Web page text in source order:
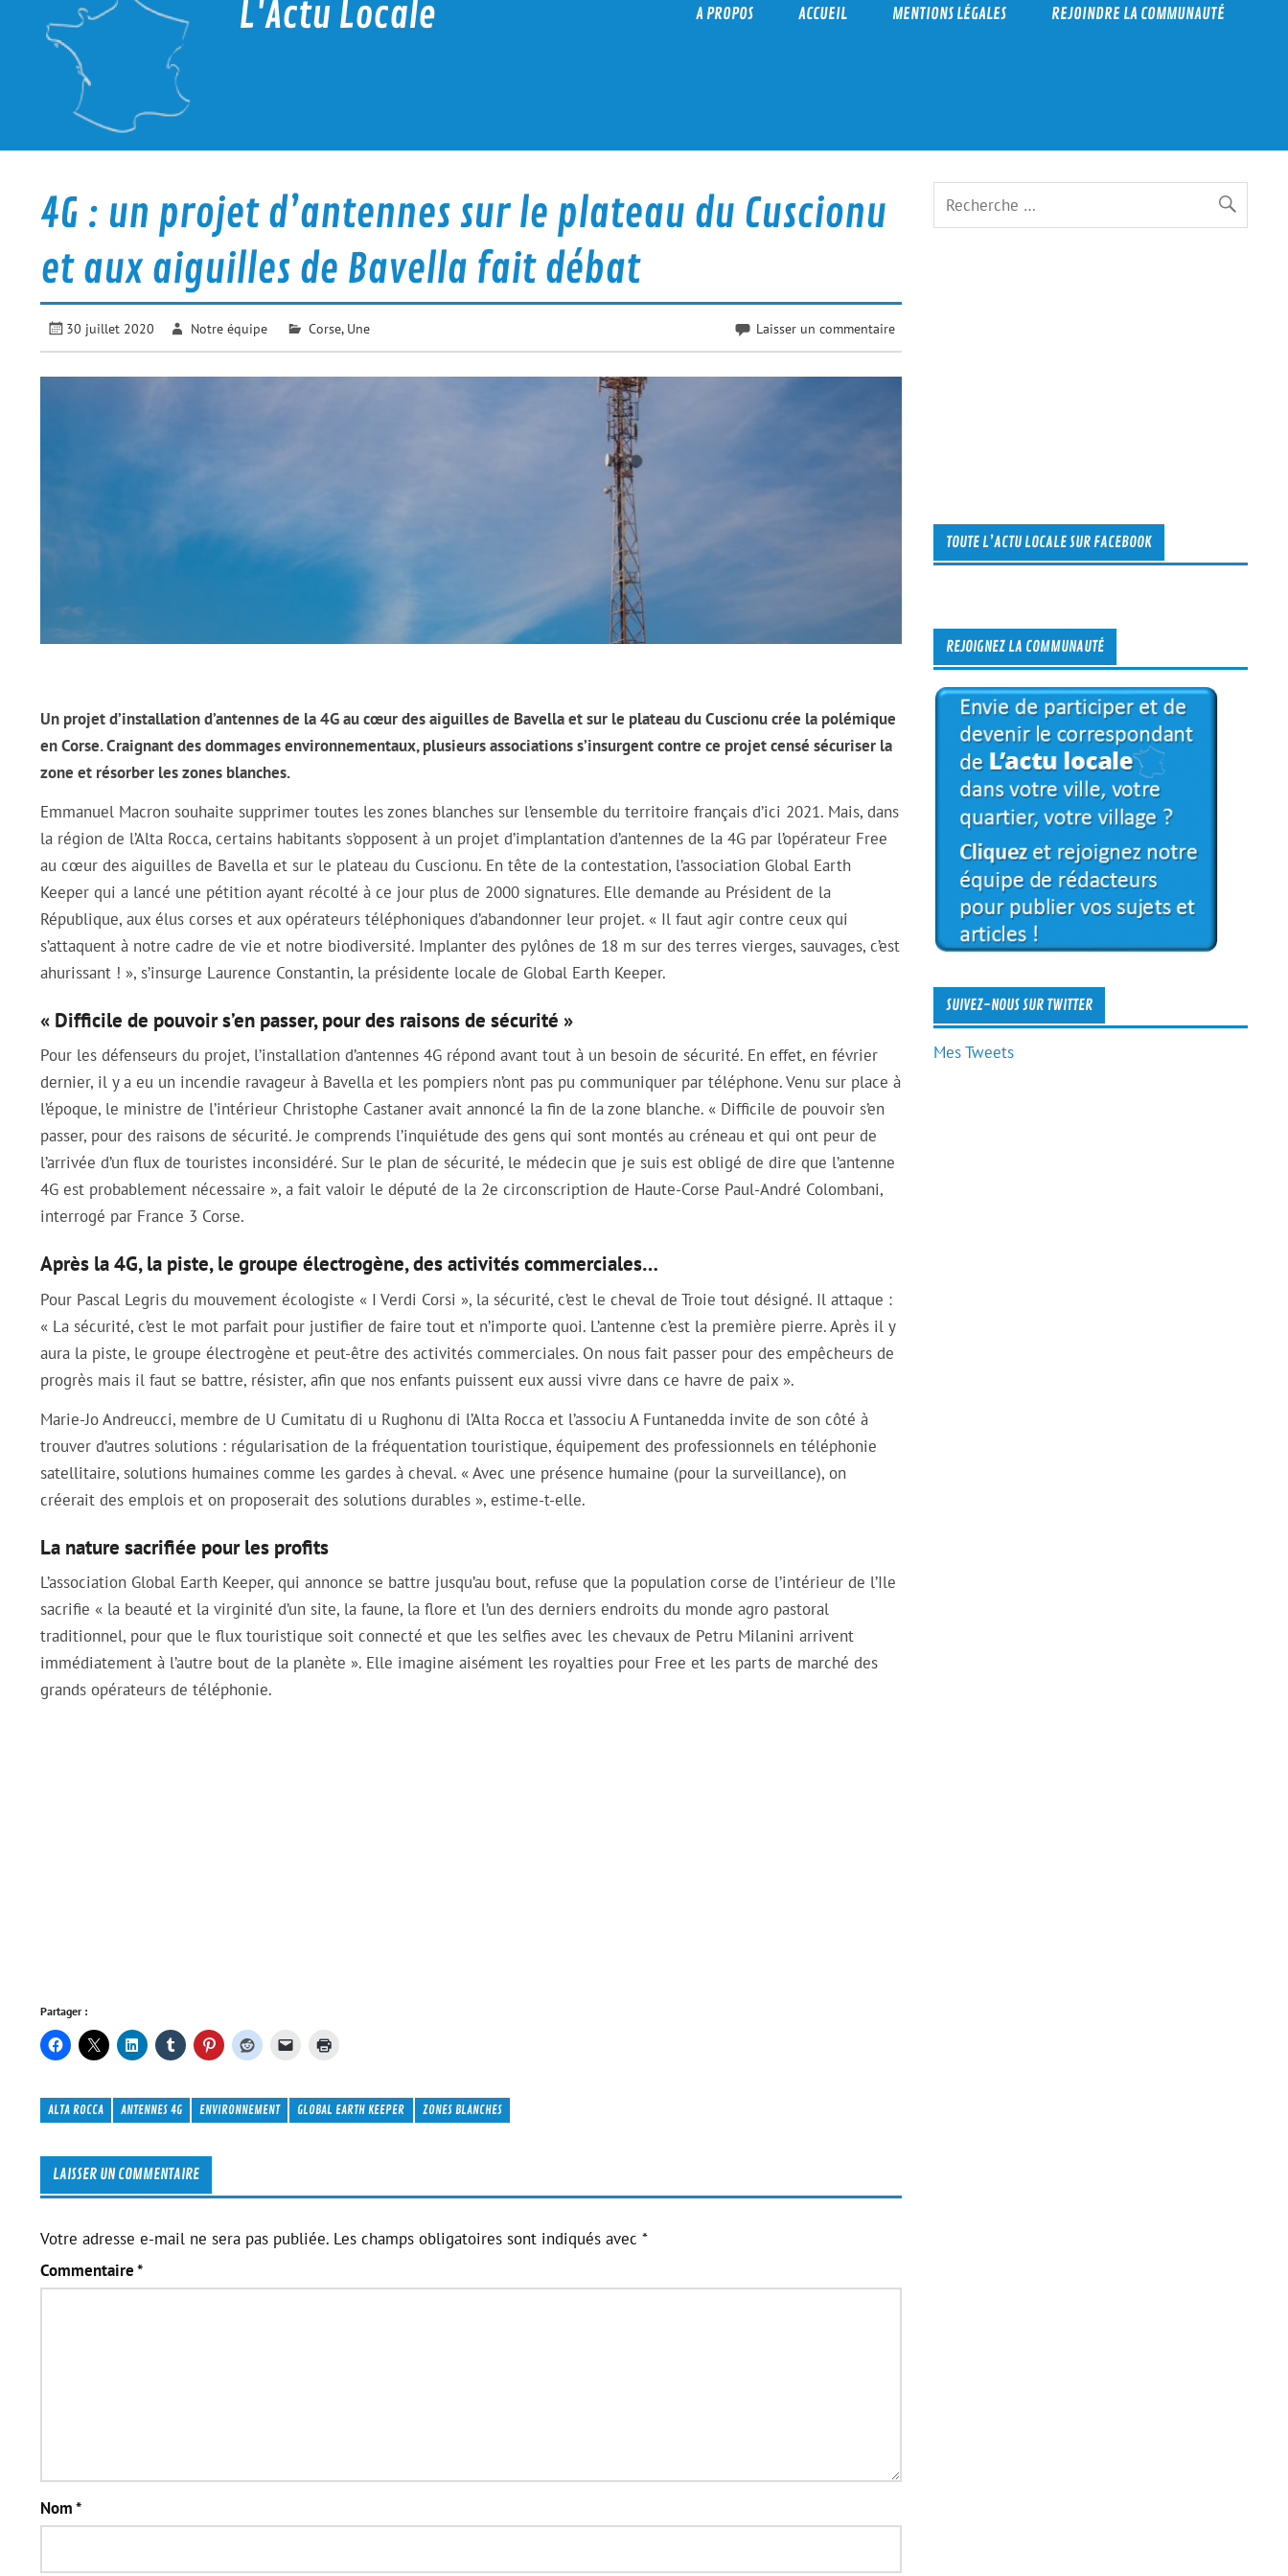
L'Actu Locale A PROPOS ACCUEIL MENTIONS LÉGALES REJOINDRE LA COMMUNAUTÉ
4G : un projet d’antennes sur le plateau du Cuscionu
et aux aiguilles de Bavella fait débat
30 juillet 2020 Notre équipe Corse, Une Laisser un commentaire
Un projet d’installation d’antennes de la 4G au cœur des aiguilles de Bavella et sur le plateau du Cuscionu crée la polémique
en Corse. Craignant des dommages environnementaux, plusieurs associations s’insurgent contre ce projet censé sécuriser la
zone et résorber les zones blanches.
Emmanuel Macron souhaite supprimer toutes les zones blanches sur l’ensemble du territoire français d’ici 2021. Mais, dans
la région de l’Alta Rocca, certains habitants s’opposent à un projet d’implantation d’antennes de la 4G par l’opérateur Free
au cœur des aiguilles de Bavella et sur le plateau du Cuscionu. En tête de la contestation, l’association Global Earth
Keeper qui a lancé une pétition ayant récolté à ce jour plus de 2000 signatures. Elle demande au Président de la
République, aux élus corses et aux opérateurs téléphoniques d’abandonner leur projet. « Il faut agir contre ceux qui
s’attaquent à notre cadre de vie et notre biodiversité. Implanter des pylônes de 18 m sur des terres vierges, sauvages, c’est
ahurissant ! », s’insurge Laurence Constantin, la présidente locale de Global Earth Keeper.
« Difficile de pouvoir s’en passer, pour des raisons de sécurité »
Pour les défenseurs du projet, l’installation d’antennes 4G répond avant tout à un besoin de sécurité. En effet, en février
dernier, il y a eu un incendie ravageur à Bavella et les pompiers n’ont pas pu communiquer par téléphone. Venu sur place à
l’époque, le ministre de l’intérieur Christophe Castaner avait annoncé la fin de la zone blanche. « Difficile de pouvoir s’en
passer, pour des raisons de sécurité. Je comprends l’inquiétude des gens qui sont montés au créneau et qui ont peur de
l’arrivée d’un flux de touristes inconsidéré. Sur le plan de sécurité, le médecin que je suis est obligé de dire que l’antenne
4G est probablement nécessaire », a fait valoir le député de la 2e circonscription de Haute-Corse Paul-André Colombani,
interrogé par France 3 Corse.
Après la 4G, la piste, le groupe électrogène, des activités commerciales…
Pour Pascal Legris du mouvement écologiste « I Verdi Corsi », la sécurité, c’est le cheval de Troie tout désigné. Il attaque :
« La sécurité, c’est le mot parfait pour justifier de faire tout et n’importe quoi. L’antenne c’est la première pierre. Après il y
aura la piste, le groupe électrogène et peut-être des activités commerciales. On nous fait passer pour des empêcheurs de
progrès mais il faut se battre, résister, afin que nos enfants puissent eux aussi vivre dans ce havre de paix ».
Marie-Jo Andreucci, membre de U Cumitatu di u Rughonu di l’Alta Rocca et l’associu A Funtanedda invite de son côté à
trouver d’autres solutions : régularisation de la fréquentation touristique, équipement des professionnels en téléphonie
satellitaire, solutions humaines comme les gardes à cheval. « Avec une présence humaine (pour la surveillance), on
créerait des emplois et on proposerait des solutions durables », estime-t-elle.
La nature sacrifiée pour les profits
L’association Global Earth Keeper, qui annonce se battre jusqu’au bout, refuse que la population corse de l’intérieur de l’Ile
sacrifie « la beauté et la virginité d’un site, la faune, la flore et l’un des derniers endroits du monde agro pastoral
traditionnel, pour que le flux touristique soit connecté et que les selfies avec les chevaux de Petru Milanini arrivent
immédiatement à l’autre bout de la planète ». Elle imagine aisément les royalties pour Free et les parts de marché des
grands opérateurs de téléphonie.
Partager :
ALTA ROCCA ANTENNES 4G ENVIRONNEMENT GLOBAL EARTH KEEPER ZONES BLANCHES
LAISSER UN COMMENTAIRE
Votre adresse e-mail ne sera pas publiée. Les champs obligatoires sont indiqués avec *
Commentaire*
Nom*
TOUTE L’ACTU LOCALE SUR FACEBOOK
REJOIGNEZ LA COMMUNAUTÉ
SUIVEZ-NOUS SUR TWITTER
Mes Tweets